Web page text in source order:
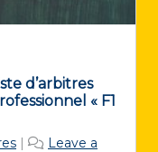
d’arbitres
« F1
|
Leave a